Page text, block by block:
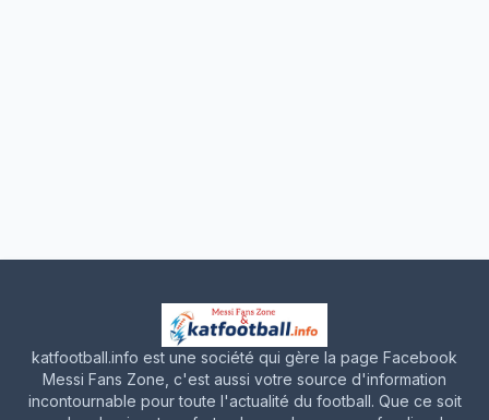
katfootball.info est une société qui gère la page Facebook
Messi Fans Zone, c'est aussi votre source d'information
incontournable pour toute l'actualité du football. Que ce soit